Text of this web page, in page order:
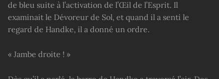
de bleu suite à l’activation de l’Œil de l’Esprit. Il
examinait le Dévoreur de Sol, et quand il a senti le
regard de Handke, il a donné un ordre.
« Jambe droite ! »